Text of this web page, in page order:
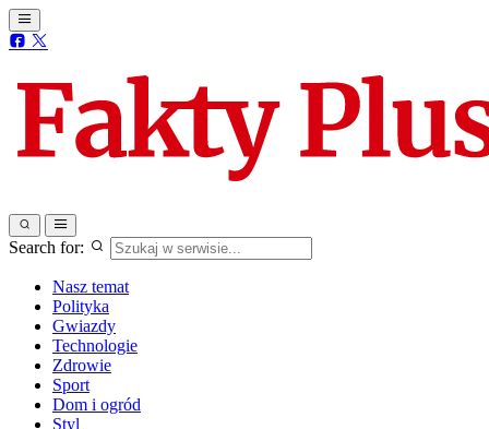
Search for:
Nasz temat
Polityka
Gwiazdy
Technologie
Zdrowie
Sport
Dom i ogród
Styl